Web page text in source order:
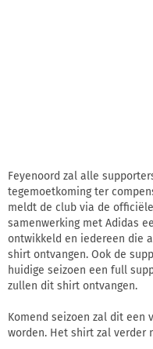
Feyenoord zal alle
tegemoetkoming ter
meldt de club via de
samenwerking met Adidas
ontwikkeld en iedereen die
shirt ontvangen. Ook de
huidige seizoen een full
zullen dit shirt ontvangen.
Komend seizoen zal dit
worden. Het shirt zal verder